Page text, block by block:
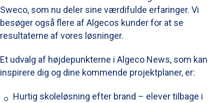
Sweco, som nu deler sine værdifulde erfaringer. Vi
besøger også flere af Algecos kunder for at se
resultaterne af vores løsninger.
Et udvalg af højdepunkterne i Algeco News, som kan
inspirere dig og dine kommende projektplaner, er:
Hurtig skoleløsning efter brand – elever tilbage i